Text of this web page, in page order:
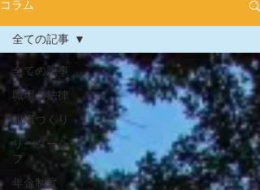
コラム
全ての記事
職場の法律
組織づくり
リーダーシッ
プ
年金制度
全ての記事